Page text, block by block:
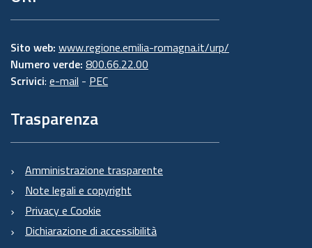
Sito web: www.regione.emilia-romagna.it/urp/
Numero verde: 800.66.22.00
Scrivici: e-mail - PEC
Trasparenza
Amministrazione trasparente
Note legali e copyright
Privacy e Cookie
Dichiarazione di accessibilità